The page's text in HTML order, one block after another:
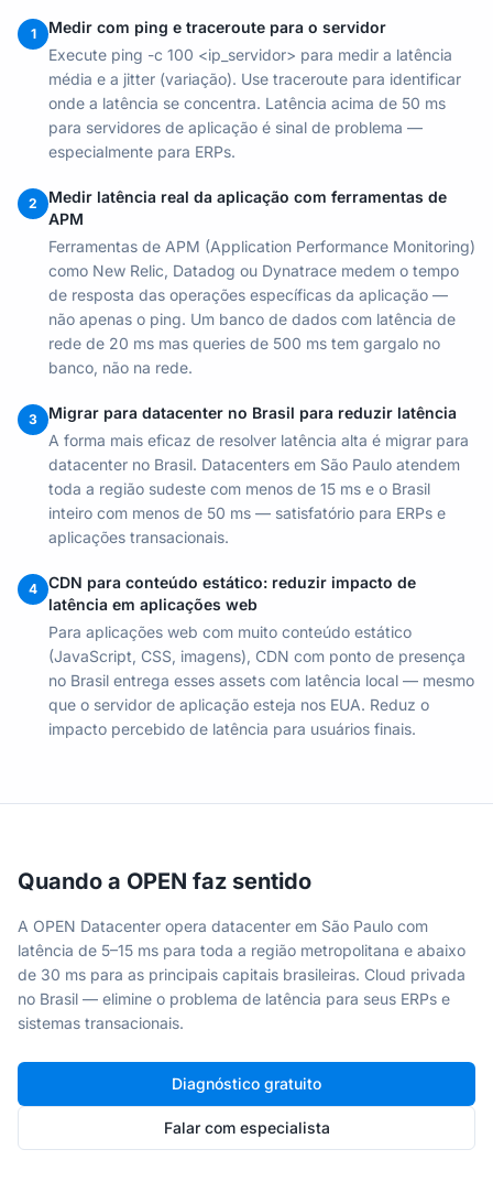
1
Medir com ping e traceroute para o servidor
Execute ping -c 100 <ip_servidor> para medir a latência
média e a jitter (variação). Use traceroute para identificar
onde a latência se concentra. Latência acima de 50 ms
para servidores de aplicação é sinal de problema —
especialmente para ERPs.
2
Medir latência real da aplicação com ferramentas de
APM
Ferramentas de APM (Application Performance Monitoring)
como New Relic, Datadog ou Dynatrace medem o tempo
de resposta das operações específicas da aplicação —
não apenas o ping. Um banco de dados com latência de
rede de 20 ms mas queries de 500 ms tem gargalo no
banco, não na rede.
3
Migrar para datacenter no Brasil para reduzir latência
A forma mais eficaz de resolver latência alta é migrar para
datacenter no Brasil. Datacenters em São Paulo atendem
toda a região sudeste com menos de 15 ms e o Brasil
inteiro com menos de 50 ms — satisfatório para ERPs e
aplicações transacionais.
4
CDN para conteúdo estático: reduzir impacto de
latência em aplicações web
Para aplicações web com muito conteúdo estático
(JavaScript, CSS, imagens), CDN com ponto de presença
no Brasil entrega esses assets com latência local — mesmo
que o servidor de aplicação esteja nos EUA. Reduz o
impacto percebido de latência para usuários finais.
Quando a OPEN faz sentido
A OPEN Datacenter opera datacenter em São Paulo com
latência de 5–15 ms para toda a região metropolitana e abaixo
de 30 ms para as principais capitais brasileiras. Cloud privada
no Brasil — elimine o problema de latência para seus ERPs e
sistemas transacionais.
Diagnóstico gratuito
Falar com especialista